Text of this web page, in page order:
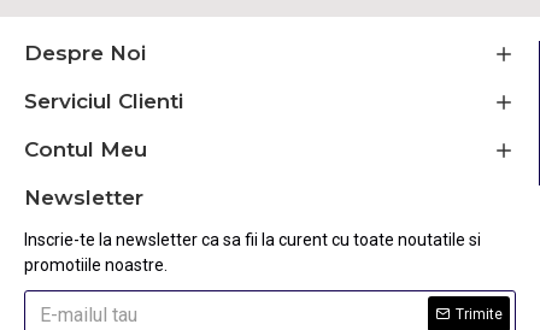
Despre Noi
Serviciul Clienti
Contul Meu
Newsletter
Inscrie-te la newsletter ca sa fii la curent cu toate noutatile si
promotiile noastre.
Trimite